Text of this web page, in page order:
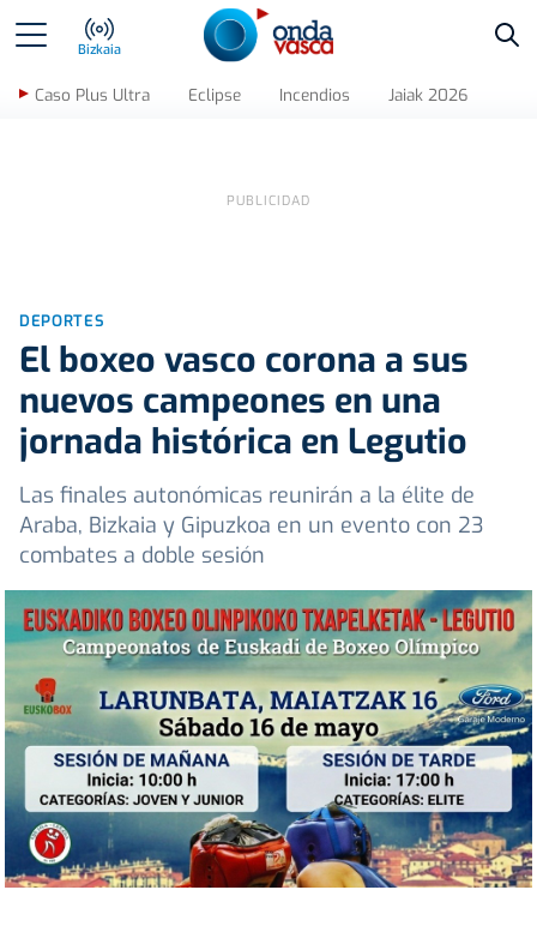
Bizkaia
Caso Plus Ultra Eclipse Incendios Jaiak 2026
DEPORTES
El boxeo vasco corona a sus
nuevos campeones en una
jornada histórica en Legutio
Las finales autonómicas reunirán a la élite de
Araba, Bizkaia y Gipuzkoa en un evento con 23
combates a doble sesión